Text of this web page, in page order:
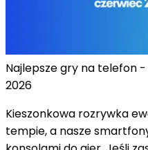
Najlepsze gry na telefon -
2026
Kieszonkowa rozrywka
tempie, a nasze